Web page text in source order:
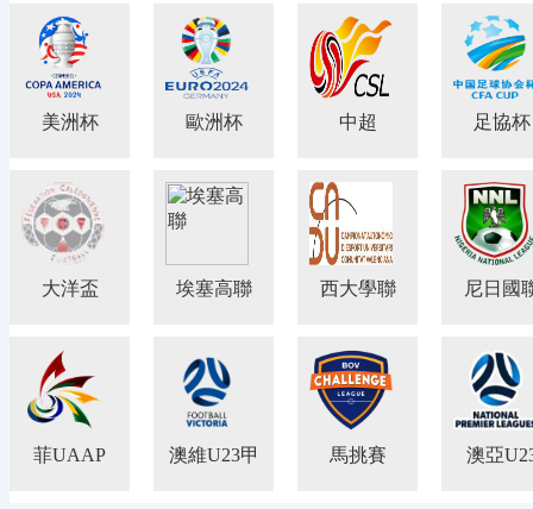
美洲杯 歐洲杯 中超 足協杯
大洋盃 埃塞高聯 西大學聯 尼日國
菲UAAP 澳維U23甲 馬挑賽 澳亞